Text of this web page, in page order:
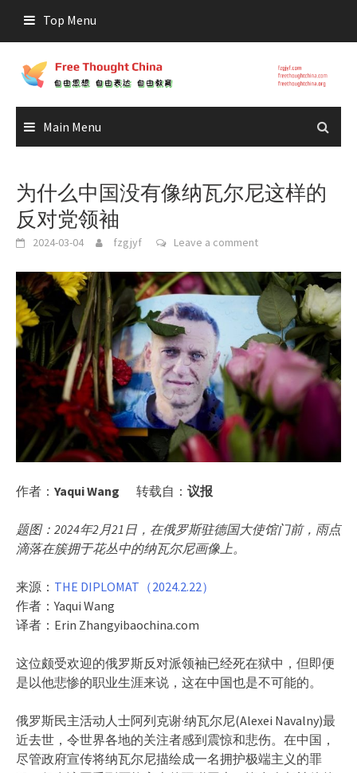
content
Top Menu
Main Menu
为什么中国没有像纳瓦尔尼这样的
反对党领袖
2024-03-04 fzgjyf Leave a comment
作者： Yaqui Wang 转载自： 议报
题图：2024年2月21日，在俄罗斯驻德国大使馆门前，雨点
滴落在簇拥于花丛中的纳瓦尔尼画像上。
来源： THE DIPLOMAT（2024.2.22）
作者：Yaqui Wang
译者：Erin Zhangyibaochina.com
这位颇受欢迎的俄罗斯反对派领袖已经死在狱中，但即便
是以他悲惨的职业生涯来说，这在中国也是不可能的。
俄罗斯民主活动人士阿列克谢·纳瓦尔尼(Alexei Navalny)最
近去世，令世界各地的关注者感到震惊和悲伤。在中国，
尽管政府宣传将纳瓦尔尼描绘成一名拥护极端主义的罪